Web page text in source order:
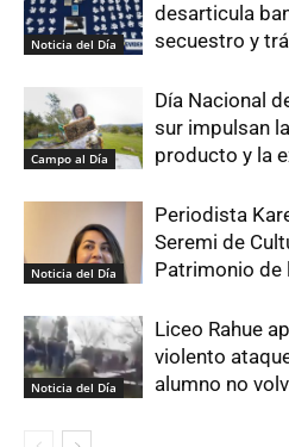
Noticia del Día
desarticula
secuestro y
Campo al Día
Día Nacional
sur impulsan
producto y la
Noticia del Día
Periodista
Seremi de
Patrimonio de
Noticia del Día
Liceo Rahue
violento
alumno no